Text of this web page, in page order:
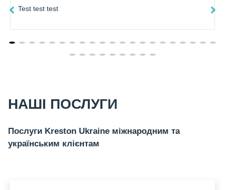
Test test test
НАШІ ПОСЛУГИ
Послуги Kreston Ukraine міжнародним та
українським клієнтам